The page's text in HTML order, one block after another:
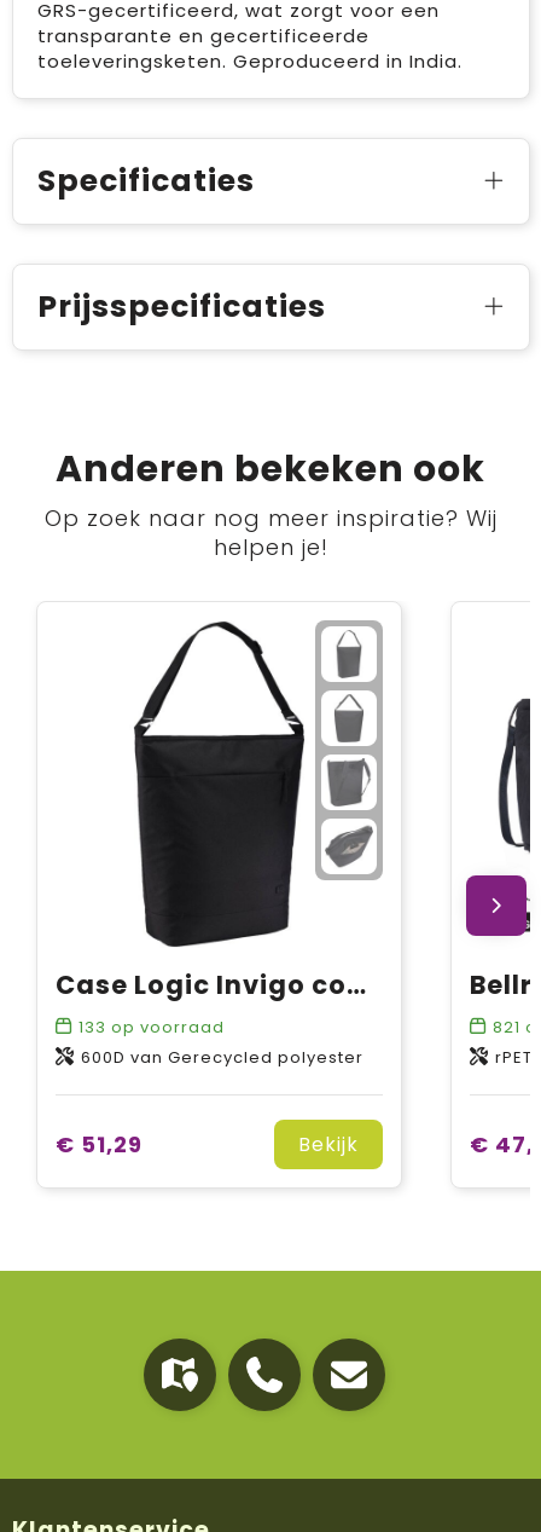
GRS-gecertificeerd, wat zorgt voor een
transparante en gecertificeerde
toeleveringsketen. Geproduceerd in India.
Specificaties
Prijsspecificaties
Anderen bekeken ook
Op zoek naar nog meer inspiratie? Wij
helpen je!
Case Logic Invigo converteerbare draagtas
133 op voorraad
600D van Gerecycled polyester
€ 51,29 Bekijk
821
rPET
€